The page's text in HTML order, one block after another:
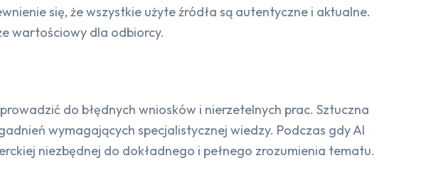
się, że wszystkie użyte źródła są autentyczne i aktualne.
wartościowy dla odbiorcy.
do błędnych wniosków i nierzetelnych prac. Sztuczna
wymagających specjalistycznej wiedzy. Podczas gdy AI
niezbędnej do dokładnego i pełnego zrozumienia tematu.